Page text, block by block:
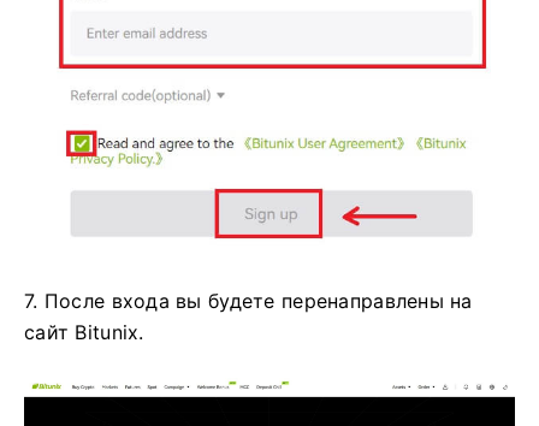
7. После входа вы будете перенаправлены на
сайт Bitunix.